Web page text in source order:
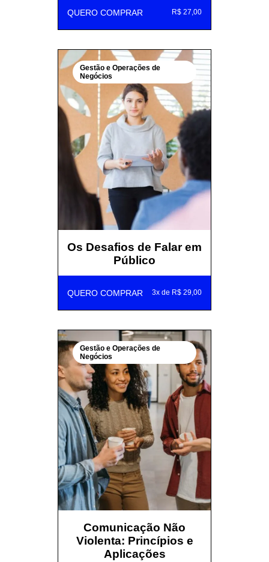
QUERO COMPRAR R$ 27,00
Gestão e Operações de
Negócios
Os Desafios de Falar em
Público
QUERO COMPRAR 3x de R$ 29,00
Gestão e Operações de
Negócios
Comunicação Não
Violenta: Princípios e
Aplicações